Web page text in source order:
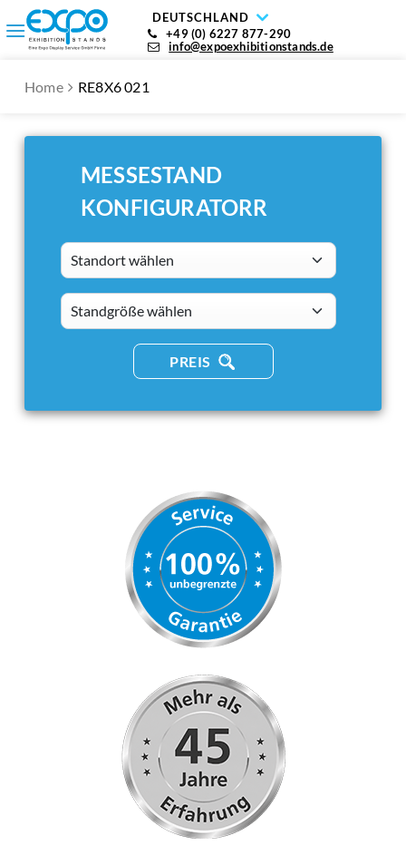
DEUTSCHLAND
+49 (0) 6227 877-290
info@expoexhibitionstands.de
Home RE8X6 021
MESSESTAND
KONFIGURATORR
Standort wählen
standsizes
PREIS